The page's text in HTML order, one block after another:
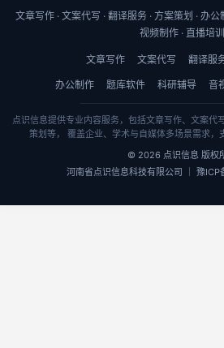
文章写作 · 文案代写 · 翻译服务 · 方案策划 · 办公
视频制作 · 直播培训
文章写作 文案代写 翻译服
办公制作 题库软件 科研辅导 音
点识信息提供专业内容服务，包括文章写作、文案代
策划等， 覆盖企业、学术与自媒体多场景需求，
© 2026 点识信息 版权
河南省点识信息科技有限公司 ｜ 豫